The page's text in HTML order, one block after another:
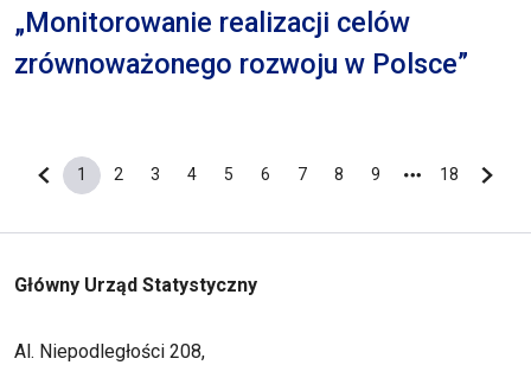
„Monitorowanie realizacji celów
zrównoważonego rozwoju w Polsce”
Poprzednia strona
Bieżąca strona
1
Strona
2
Strona
3
Strona
4
Strona
5
Strona
6
Strona
7
Strona
8
Strona
9
Ostatnia
18
Główny Urząd Statystyczny
Al. Niepodległości 208,